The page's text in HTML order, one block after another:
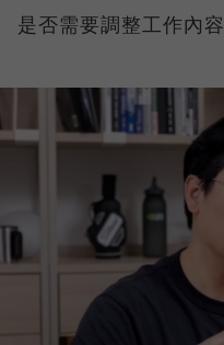
是否需要調整工作內